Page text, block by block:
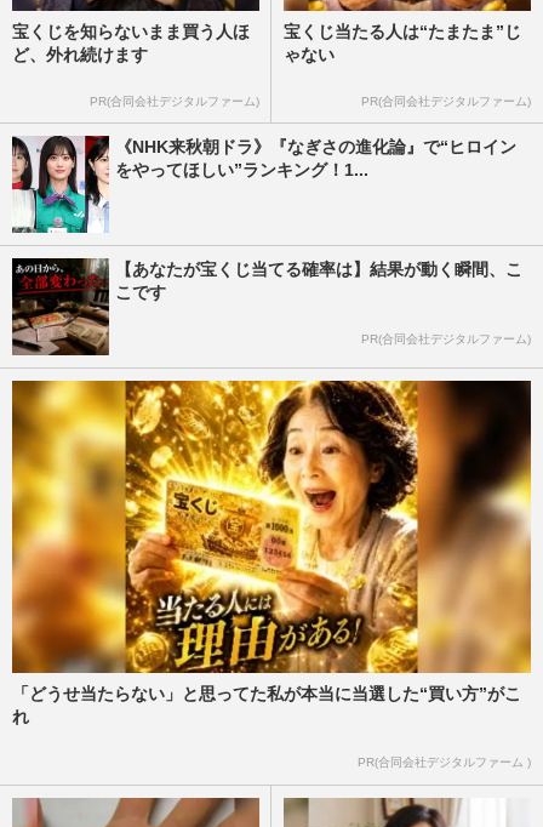
宝くじを知らないまま買う人ほ
ど、外れ続けます
PR(合同会社デジタルファーム)
宝くじ当たる人は“たまたま”じ
ゃない
PR(合同会社デジタルファーム)
《NHK来秋朝ドラ》『なぎさの進化論』で“ヒロイン
をやってほしい”ランキング！1...
【あなたが宝くじ当てる確率は】結果が動く瞬間、こ
こです
PR(合同会社デジタルファーム)
「どうせ当たらない」と思ってた私が本当に当選した“買い方”がこ
れ
PR(合同会社デジタルファーム )